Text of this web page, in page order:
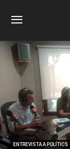
ENTREVISTA A POLÍTICS